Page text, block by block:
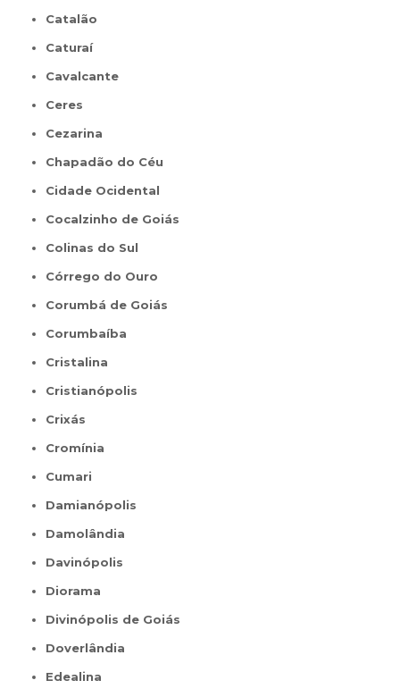
Catalão
Caturaí
Cavalcante
Ceres
Cezarina
Chapadão do Céu
Cidade Ocidental
Cocalzinho de Goiás
Colinas do Sul
Córrego do Ouro
Corumbá de Goiás
Corumbaíba
Cristalina
Cristianópolis
Crixás
Cromínia
Cumari
Damianópolis
Damolândia
Davinópolis
Diorama
Divinópolis de Goiás
Doverlândia
Edealina